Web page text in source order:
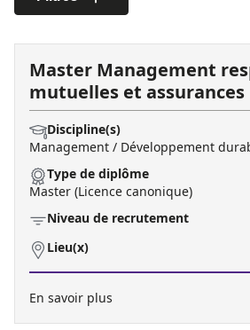
Master Management
mutuelles et assurances
Discipline(s)
Management / Développement
Type de diplôme
Master (Licence canonique)
Niveau de recrutement
Lieu(x)
En savoir plus